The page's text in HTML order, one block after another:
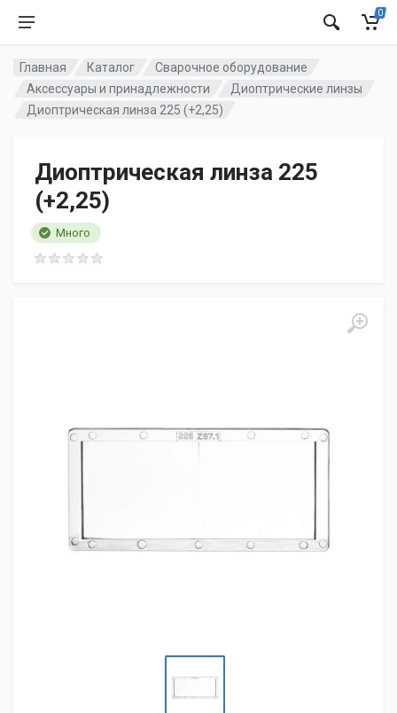
0
Главная Каталог
Сварочное оборудование
Аксессуары и принадлежности
Диоптрические линзы
Диоптрическая линза 225 (+2,25)
Диоптрическая линза 225
(+2,25)
Много